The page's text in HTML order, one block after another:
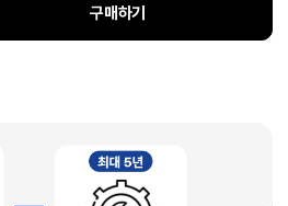
구매하기